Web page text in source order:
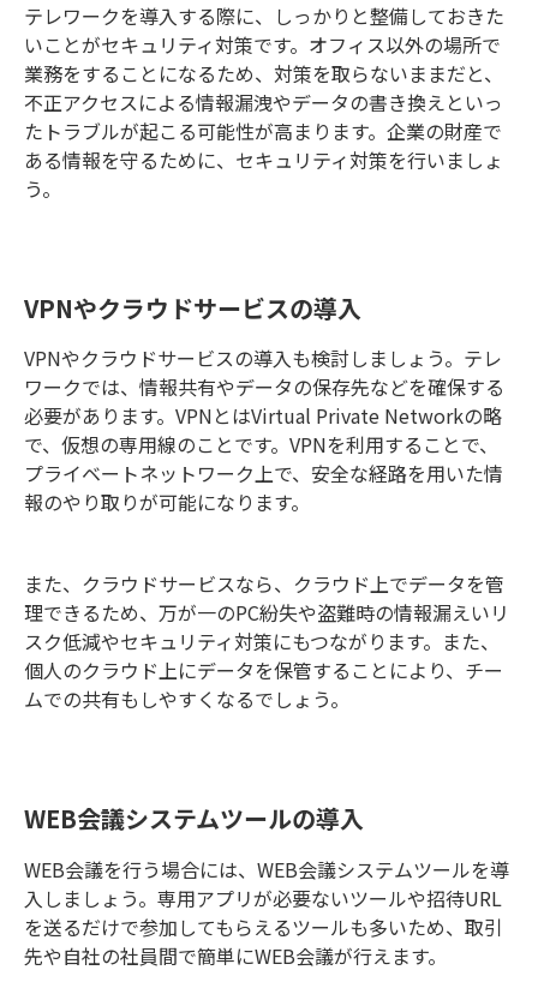
テレワークを導入する際に、しっかりと整備しておきた
いことがセキュリティ対策です。オフィス以外の場所で
業務をすることになるため、対策を取らないままだと、
不正アクセスによる情報漏洩やデータの書き換えといっ
たトラブルが起こる可能性が高まります。企業の財産で
ある情報を守るために、セキュリティ対策を行いましょ
う。
VPNやクラウドサービスの導入
VPNやクラウドサービスの導入も検討しましょう。テレ
ワークでは、情報共有やデータの保存先などを確保する
必要があります。VPNとはVirtual Private Networkの略
で、仮想の専用線のことです。VPNを利用することで、
プライベートネットワーク上で、安全な経路を用いた情
報のやり取りが可能になります。
また、クラウドサービスなら、クラウド上でデータを管
理できるため、万が一のPC紛失や盗難時の情報漏えいリ
スク低減やセキュリティ対策にもつながります。また、
個人のクラウド上にデータを保管することにより、チー
ムでの共有もしやすくなるでしょう。
WEB会議システムツールの導入
WEB会議を行う場合には、WEB会議システムツールを導
入しましょう。専用アプリが必要ないツールや招待URL
を送るだけで参加してもらえるツールも多いため、取引
先や自社の社員間で簡単にWEB会議が行えます。